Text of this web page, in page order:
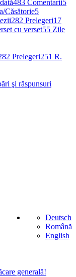
483 Comentarii5
Căsătorie5
282 Prelegeri17
cu verset55 Zile
Prelegeri251 R.
şi răspunsuri
Deutsch
Română
English
generală!